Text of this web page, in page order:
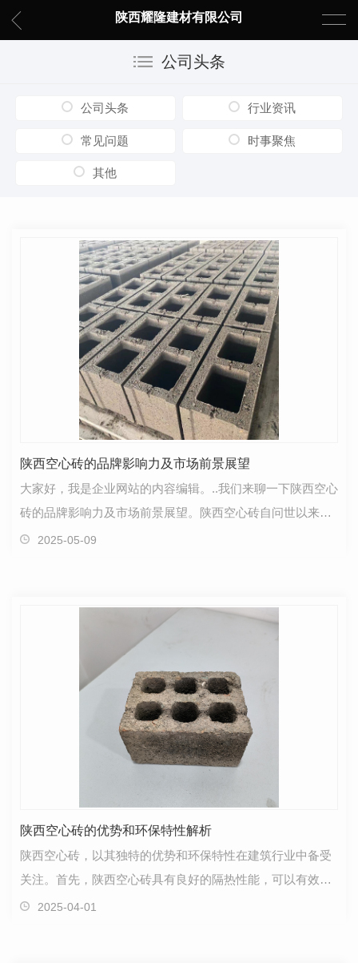
陕西耀隆建材有限公司
公司头条
公司头条 行业资讯
常见问题 时事聚焦
其他
陕西空心砖的品牌影响力及市场前景展望
大家好，我是企业网站的内容编辑。..我们来聊一下陕西空心
砖的品牌影响力及市场前景展望。陕西空心砖自问世以来，
凭借其独特的制作工艺和..的原材料，深受广大建筑…
2025-05-09
陕西空心砖的优势和环保特性解析
陕西空心砖，以其独特的优势和环保特性在建筑行业中备受
关注。首先，陕西空心砖具有良好的隔热性能，可以有效减
少建筑物内外温差，提高室内舒适度，节约能源消耗。…
2025-04-01